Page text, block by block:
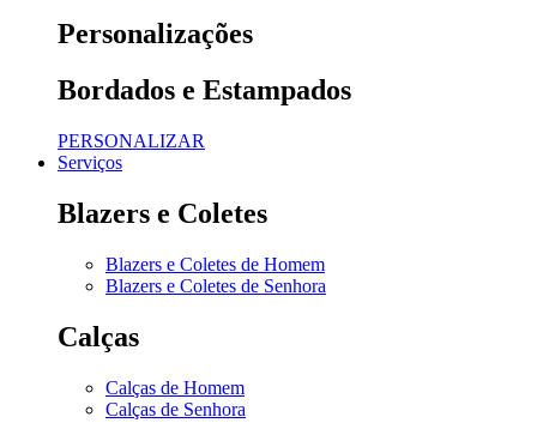
Personalizações
Bordados e Estampados
PERSONALIZAR
Serviços
Blazers e Coletes
Blazers e Coletes de Homem
Blazers e Coletes de Senhora
Calças
Calças de Homem
Calças de Senhora